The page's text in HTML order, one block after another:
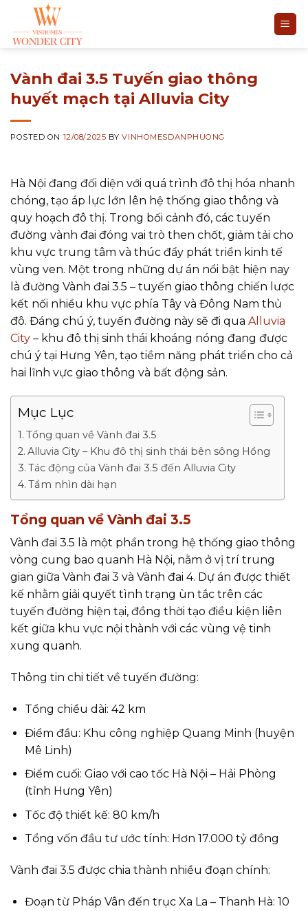
content
Vành đai 3.5 Tuyến giao thông
huyết mạch tại Alluvia City
POSTED ON 12/08/2025 BYVINHOMESDANPHUONG
Hà Nội đang đối diện với quá trình đô thị hóa nhanh
chóng, tạo áp lực lớn lên hệ thống giao thông và
quy hoạch đô thị. Trong bối cảnh đó, các tuyến
đường vành đai đóng vai trò then chốt, giảm tải cho
khu vực trung tâm và thúc đẩy phát triển kinh tế
vùng ven. Một trong những dự án nổi bật hiện nay
là đường Vành đai 3.5 – tuyến giao thông chiến lược
kết nối nhiều khu vực phía Tây và Đông Nam thủ
đô. Đáng chú ý, tuyến đường này sẽ đi qua Alluvia
City – khu đô thị sinh thái khoáng nóng đang được
chú ý tại Hưng Yên, tạo tiềm năng phát triển cho cả
hai lĩnh vực giao thông và bất động sản.
Mục Lục
Tổng quan về Vành đai 3.5
Alluvia City – Khu đô thị sinh thái bên sông Hồng
Tác động của Vành đai 3.5 đến Alluvia City
Tầm nhìn dài hạn
Tổng quan về Vành đai 3.5
Vành đai 3.5 là một phần trong hệ thống giao thông
vòng cung bao quanh Hà Nội, nằm ở vị trí trung
gian giữa Vành đai 3 và Vành đai 4. Dự án được thiết
kế nhằm giải quyết tình trạng ùn tắc trên các
tuyến đường hiện tại, đồng thời tạo điều kiện liên
kết giữa khu vực nội thành với các vùng vệ tinh
xung quanh.
Thông tin chi tiết về tuyến đường:
Tổng chiều dài: 42 km
Điểm đầu: Khu công nghiệp Quang Minh (huyện
Mê Linh)
Điểm cuối: Giao với cao tốc Hà Nội – Hải Phòng
(tỉnh Hưng Yên)
Tốc độ thiết kế: 80 km/h
Tổng vốn đầu tư ước tính: Hơn 17.000 tỷ đồng
Vành đai 3.5 được chia thành nhiều đoạn chính:
Đoạn từ Pháp Vân đến trục Xa La – Thanh Hà: 10